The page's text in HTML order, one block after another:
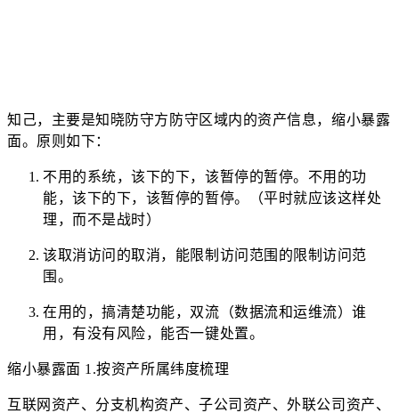
知己，主要是知晓防守方防守区域内的资产信息，缩小暴露
面。原则如下：
不用的系统，该下的下，该暂停的暂停。不用的功
能，该下的下，该暂停的暂停。（平时就应该这样处
理，而不是战时）
该取消访问的取消，能限制访问范围的限制访问范
围。
在用的，搞清楚功能，双流（数据流和运维流）谁
用，有没有风险，能否一键处置。
缩小暴露面 1.按资产所属纬度梳理
互联网资产、分支机构资产、子公司资产、外联公司资产、